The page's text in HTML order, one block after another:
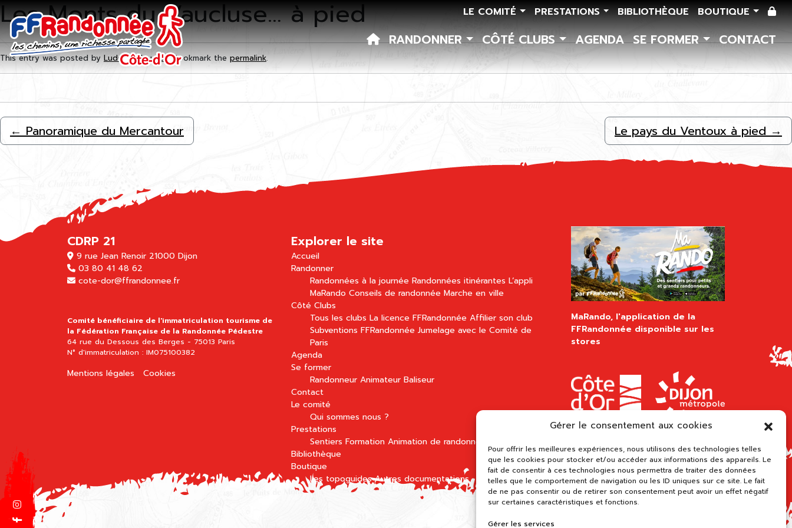
Gérer le consentement aux cookies
Pour offrir les meilleures expériences, nous utilisons des technologies telles
que les cookies pour stocker et/ou accéder aux informations des appareils. Le
fait de consentir à ces technologies nous permettra de traiter des données
telles que le comportement de navigation ou les ID uniques sur ce site. Le fait
de ne pas consentir ou de retirer son consentement peut avoir un effet négatif
sur certaines caractéristiques et fonctions.
Gérer les services
Skip to main content LE COMITÉ PRESTATIONS BIBLIOTHÈQUE BOUTIQUE
RANDONNER CÔTÉ CLUBS AGENDA SE FORMER CONTACT
Les Monts du Vaucluse… à pied
This entry was posted byLudovic Maugras. Bookmark thepermalink.
← Panoramique du Mercantour Le pays du Ventoux à pied →
CDRP 21
9 rue Jean Renoir 21000 Dijon
03 80 41 48 62
cote-dor@ffrandonnee.fr
Comité bénéficiaire de l'immatriculation tourisme de
la Fédération Française de la Randonnée Pédestre
64 rue du Dessous des Berges - 75013 Paris
N° d'immatriculation : IM075100382
Mentions légales Cookies
Explorer le site
Accueil
Randonner
Randonnées à la journée Randonnées itinérantes L’appli
MaRando Conseils de randonnée Marche en ville
Côté Clubs
Tous les clubs La licence FFRandonnée Affilier son club
Subventions FFRandonnée Jumelage avec le Comité de
Paris
Agenda
Se former
Randonneur Animateur Baliseur
Contact
Le comité
Qui sommes nous ?
Prestations
Sentiers Formation Animation de randonnées
Bibliothèque
Boutique
Les topoguides Autres documentations
MaRando, l'application de la
FFRandonnée disponible sur les
stores